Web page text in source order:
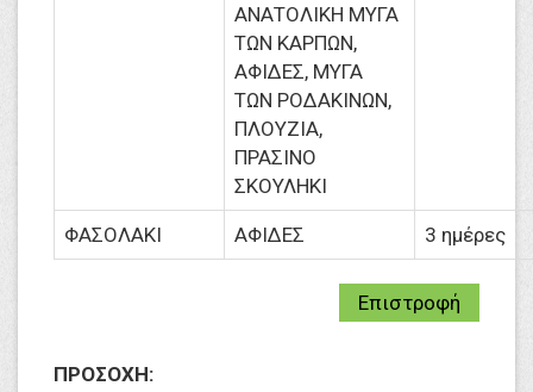
ΑΝΑΤΟΛΙΚΗ ΜΥΓΑ
ΤΩΝ ΚΑΡΠΩΝ,
ΑΦΙΔΕΣ, ΜΥΓΑ
ΤΩΝ ΡΟΔΑΚΙΝΩΝ,
ΠΛΟΥΖΙΑ,
ΠΡΑΣΙΝΟ
ΣΚΟΥΛΗΚΙ
ΦΑΣΟΛΑΚΙ ΑΦΙΔΕΣ 3 ημέρες
Επιστροφή
ΠΡΟΣΟΧΗ: